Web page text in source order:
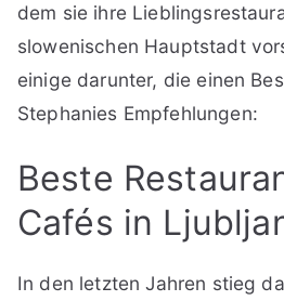
dem sie ihre
slowenischen Hauptstadt
einige darunter, die einen
Stephanies Empfehlungen:
Beste
Cafés in
In den letzten Jahren stieg